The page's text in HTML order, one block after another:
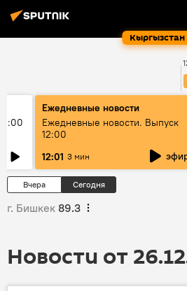
Кыргызстан
Ежедневные новости
Ежедневные новости. Выпуск
12:00
12:01 3 мин
Вчера Сегодня
г. Бишкек 89.3
Новости от